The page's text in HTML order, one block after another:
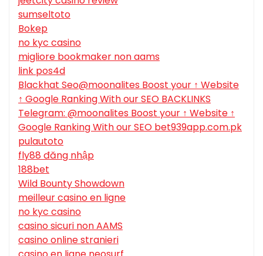
sumseltoto
Bokep
no kyc casino
migliore bookmaker non aams
link pos4d
Blackhat Seo@moonalites Boost your ↑ Website
↑ Google Ranking With our SEO BACKLINKS
Telegram: @moonalites Boost your ↑ Website ↑
Google Ranking With our SEO bet939app.com.pk
pulautoto
fly88 đăng nhập
188bet
Wild Bounty Showdown
meilleur casino en ligne
no kyc casino
casino sicuri non AAMS
casino online stranieri